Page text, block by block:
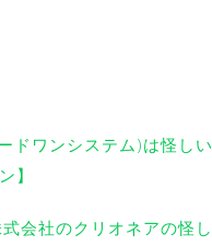
ドワンシステム)は怪し
】
会社のクリオネアの怪